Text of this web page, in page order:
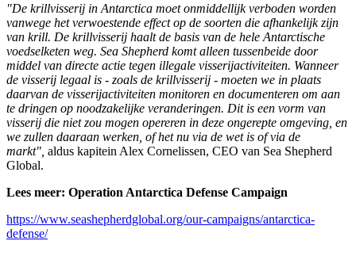
"De krillvisserij in Antarctica moet onmiddellijk verboden worden
vanwege het verwoestende effect op de soorten die afhankelijk zijn
van krill. De krillvisserij haalt de basis van de hele Antarctische
voedselketen weg. Sea Shepherd komt alleen tussenbeide door
middel van directe actie tegen illegale visserijactiviteiten. Wanneer
de visserij legaal is - zoals de krillvisserij - moeten we in plaats
daarvan de visserijactiviteiten monitoren en documenteren om aan
te dringen op noodzakelijke veranderingen. Dit is een vorm van
visserij die niet zou mogen opereren in deze ongerepte omgeving, en
we zullen daaraan werken, of het nu via de wet is of via de
markt", aldus kapitein Alex Cornelissen, CEO van Sea Shepherd
Global.
Lees meer: Operation Antarctica Defense Campaign
https://www.seashepherdglobal.org/our-campaigns/antarctica-
defense/